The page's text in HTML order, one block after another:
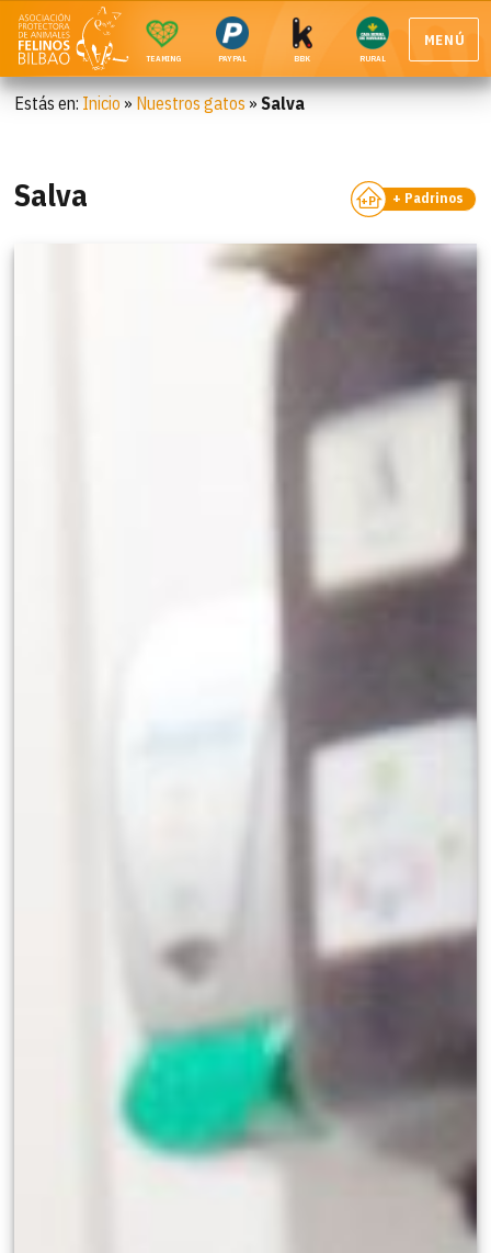
TEAMING PAYPAL BBK RURAL
MENÚ
Estás en: Inicio » Nuestros gatos »Salva
Salva + Padrinos
+P